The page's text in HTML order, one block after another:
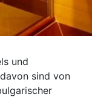
und
sind von